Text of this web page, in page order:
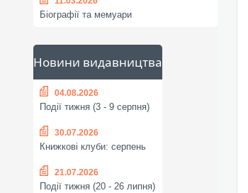
Біографії та мемуари
Новини видавництва
04.08.2026
Події тижня (3 - 9 серпня)
30.07.2026
Книжкові клуби: серпень
21.07.2026
Події тижня (20 - 26 липня)